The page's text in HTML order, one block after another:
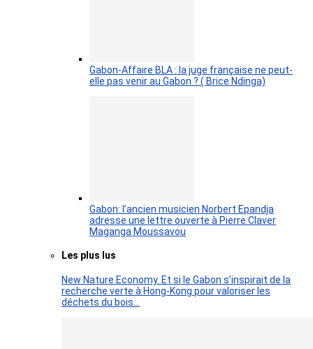
Gabon-Affaire BLA : la juge française ne peut-
elle pas venir au Gabon ? ( Brice Ndinga)
Gabon: l’ancien musicien Norbert Epandja
adresse une lettre ouverte à Pierre Claver
Maganga Moussavou
Les plus lus
New Nature Economy. Et si le Gabon s’inspirait de la
recherche verte à Hong-Kong pour valoriser les
déchets du bois…